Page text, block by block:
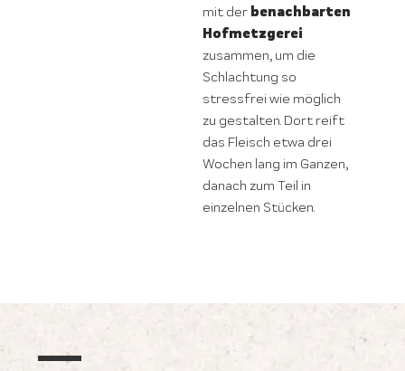
mit der benachbarten
Hofmetzgerei
zusammen, um die
Schlachtung so
stressfrei wie möglich
zu gestalten. Dort reift
das Fleisch etwa drei
Wochen lang im Ganzen,
danach zum Teil in
einzelnen Stücken.